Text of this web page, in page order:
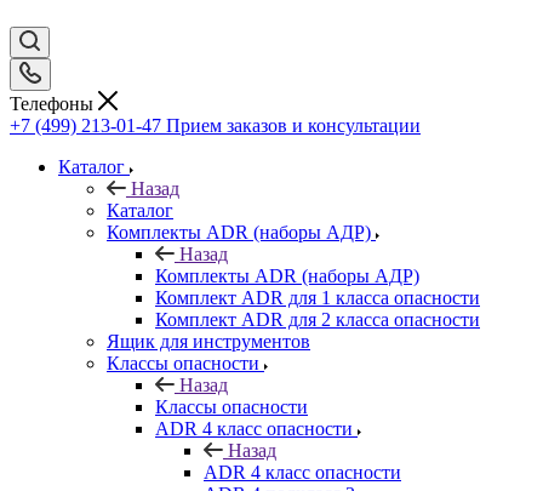
Телефоны
+7 (499) 213-01-47 Прием заказов и консультации
Каталог
Назад
Каталог
Комплекты ADR (наборы АДР)
Назад
Комплекты ADR (наборы АДР)
Комплект ADR для 1 класса опасности
Комплект ADR для 2 класса опасности
Ящик для инструментов
Классы опасности
Назад
Классы опасности
ADR 4 класс опасности
Назад
ADR 4 класс опасности